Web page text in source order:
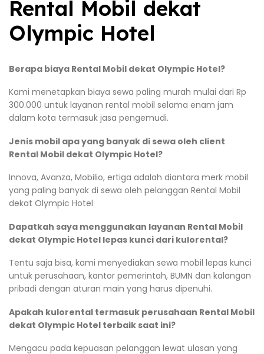
Rental Mobil dekat
Olympic Hotel
Berapa biaya Rental Mobil dekat Olympic Hotel?
Kami menetapkan biaya sewa paling murah mulai dari Rp
300.000 untuk layanan rental mobil selama enam jam
dalam kota termasuk jasa pengemudi.
Jenis mobil apa yang banyak di sewa oleh client
Rental Mobil dekat Olympic Hotel?
Innova, Avanza, Mobilio, ertiga adalah diantara merk mobil
yang paling banyak di sewa oleh pelanggan Rental Mobil
dekat Olympic Hotel
Dapatkah saya menggunakan layanan Rental Mobil
dekat Olympic Hotel lepas kunci dari kulorental?
Tentu saja bisa, kami menyediakan sewa mobil lepas kunci
untuk perusahaan, kantor pemerintah, BUMN dan kalangan
pribadi dengan aturan main yang harus dipenuhi.
Apakah kulorental termasuk perusahaan Rental Mobil
dekat Olympic Hotel terbaik saat ini?
Mengacu pada kepuasan pelanggan lewat ulasan yang